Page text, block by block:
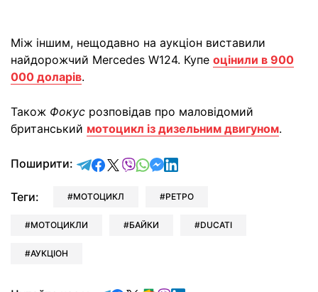
Між іншим, нещодавно на аукціон виставили
найдорожчий Mercedes W124. Купе оцінили в 900
000 доларів.
Також Фокус розповідав про маловідомий
британський мотоцикл із дизельним двигуном.
Поширити: відправити у Telegram
поділитись у Facebook
поділитись у X
відправити у Viber
відправити у Whatsapp
відправити у Messenger
відправити у LinkedIn
Теги: МОТОЦИКЛ РЕТРО
МОТОЦИКЛИ БАЙКИ DUCATI
АУКЦІОН